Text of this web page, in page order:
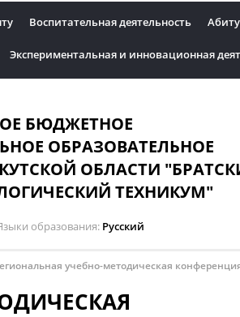
Воспитательная деятельность
Экспериментальная и инновационная
БЮДЖЕТНОЕ
ОБРАЗОВАТЕЛЬНОЕ
ОБЛАСТИ
ТЕХНИКУМ"
образования Русский
учебно-методическая